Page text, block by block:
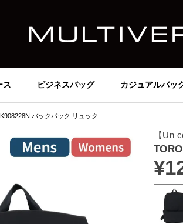
ス ビジネスバッグ カジュアルバッ
バックパック リュック
【Un
¥